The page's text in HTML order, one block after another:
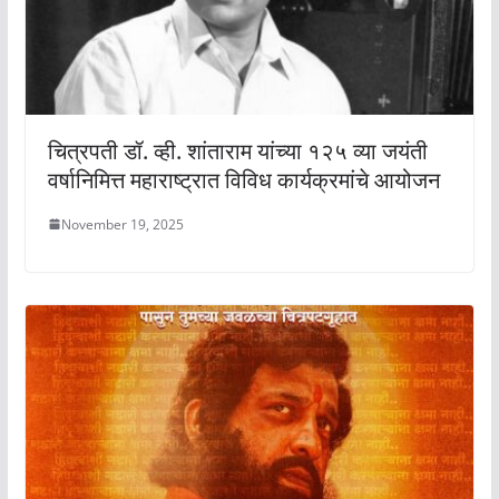
चित्रपती डॉ. व्ही. शांताराम यांच्या १२५ व्या जयंती
वर्षानिमित्त महाराष्ट्रात विविध कार्यक्रमांचे आयोजन
November 19, 2025